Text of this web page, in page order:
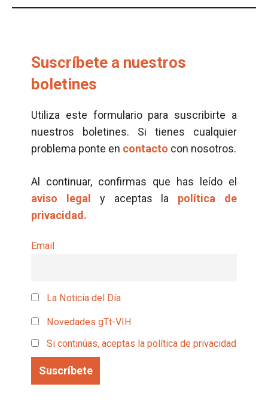
Suscríbete a nuestros
boletines
Utiliza este formulario para suscribirte a
nuestros boletines. Si tienes cualquier
problema ponte en contacto con nosotros.
Al continuar, confirmas que has leído el
aviso legal
y aceptas la política de
privacidad.
Email
La Noticia del Día
Novedades gTt-VIH
Si continúas, aceptas la política de privacidad